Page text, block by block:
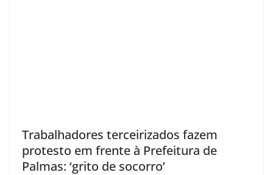
Trabalhadores terceirizados fazem
protesto em frente à Prefeitura de
Palmas: ‘grito de socorro’